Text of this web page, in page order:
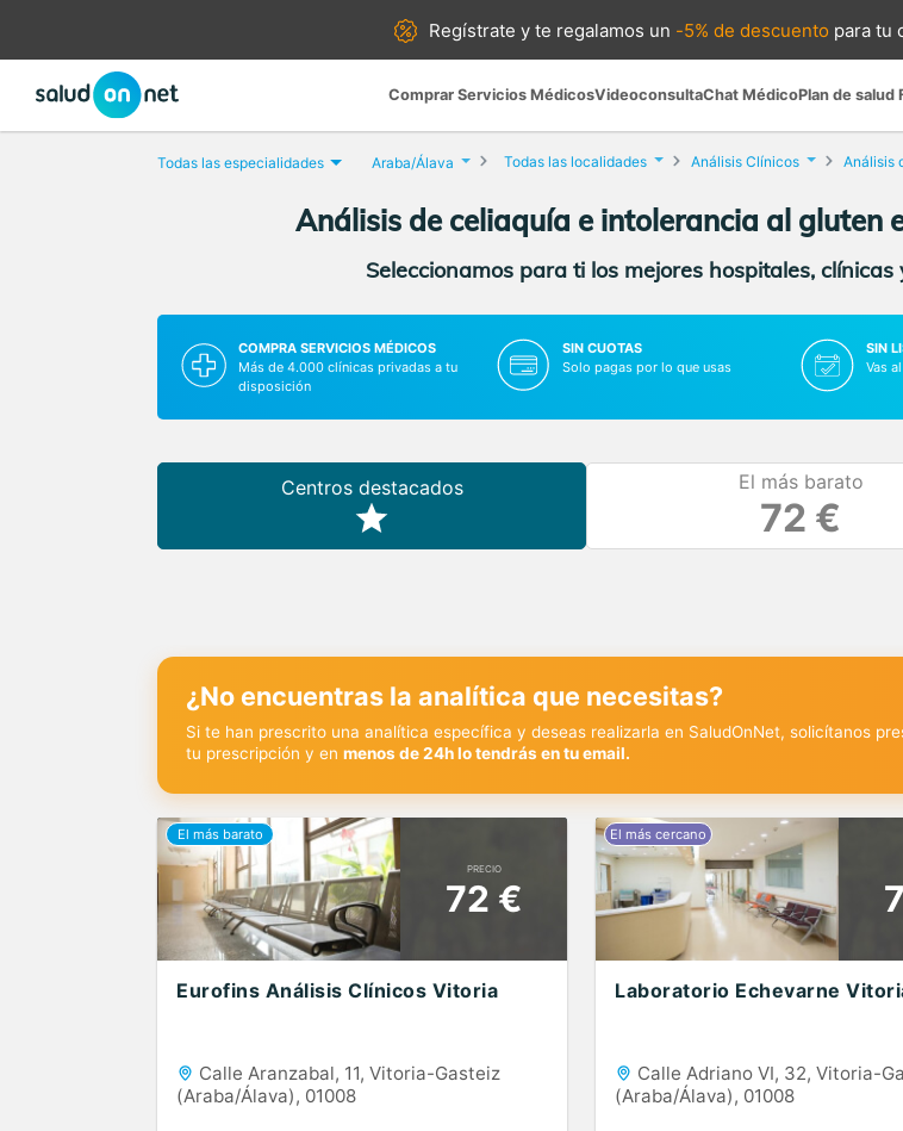
Regístrate yte regalamos un -5% de descuento para tu
Comprar Servicios MédicosVideoconsultaChat MédicoPlan de salud
Todas las especialidades Araba/Álava Todas las localidades Análisis Clínicos
Análisis de celiaquía e intolerancia al gluten
Seleccionamos para ti los mejores hospitales,
COMPRA SERVICIOS MÉDICOS
Más de 4.000 clínicas privadas a tu
disposición
SIN CUOTAS
Solo pagas por lo que usas
SIN
Vas
Centros destacados El más barato
72 €
¿No encuentras la analítica que necesitas?
Si te han prescrito una analítica específica y deseas realizarla en SaludOnNet, solicítanos
tu prescripción y en menos de 24h lo tendrás en tu email.
PRECIO
72 €
Eurofins Análisis Clínicos Vitoria
Calle Aranzabal, 11, Vitoria-Gasteiz
(Araba/Álava), 01008
Laboratorio Echevarne
Calle Adriano VI, 32, Vitoria-
(Araba/Álava), 01008